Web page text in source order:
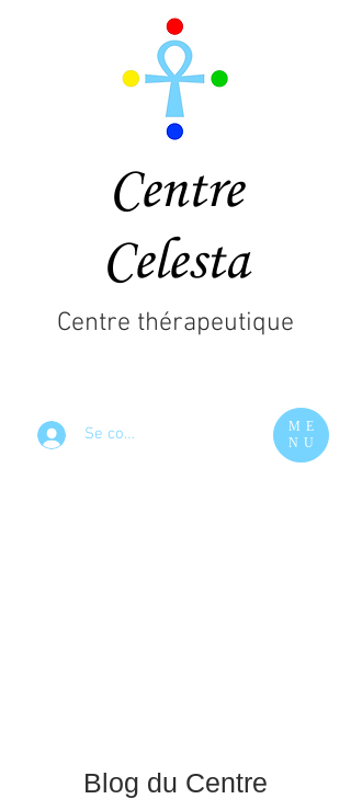
Centre
Celesta
Se connecter
ME
NU
Centre thérapeutique
Blog du Centre